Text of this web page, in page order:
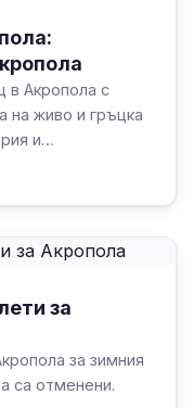
в Акропола с
на живо и гръцка
и
за
за зимния
са отменени.